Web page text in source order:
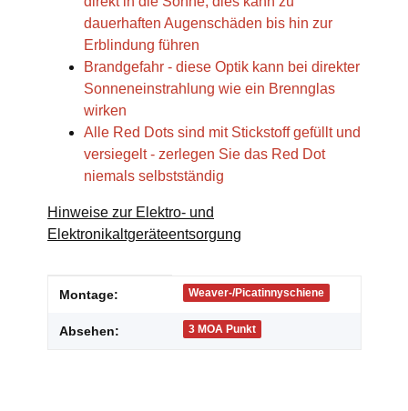
dauerhaften Augenschäden bis hin zur
Erblindung führen
Brandgefahr - diese Optik kann bei direkter
Sonneneinstrahlung wie ein Brennglas
wirken
Alle Red Dots sind mit Stickstoff gefüllt und
versiegelt - zerlegen Sie das Red Dot
niemals selbstständig
Hinweise zur Elektro- und
Elektronikaltgeräteentsorgung
Produkteigenschaft
Wert
Montage: Weaver-/Picatinnyschiene
Absehen: 3 MOA Punkt